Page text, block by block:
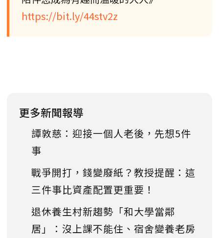
https://bit.ly/44stv2z
更多新聞報導
譚敦慈：迎接一個人老後，先想5件
事
戰爭開打，錢變廢紙？教授提醒：這
三件事比資產配置更重要！
退休養生村新趨勢「和大學當鄰
居」：沒上課不能住、宿舍變養老房